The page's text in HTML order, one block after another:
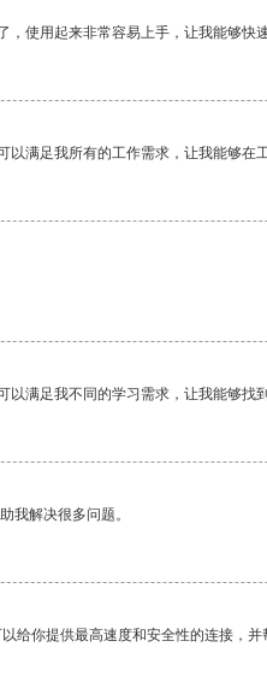
，使用起来非常容易上手，让我能够快
以满足我所有的工作需求，让我能够在
以满足我不同的学习需求，让我能够找
我解决很多问题。
给你提供最高速度和安全性的连接，并